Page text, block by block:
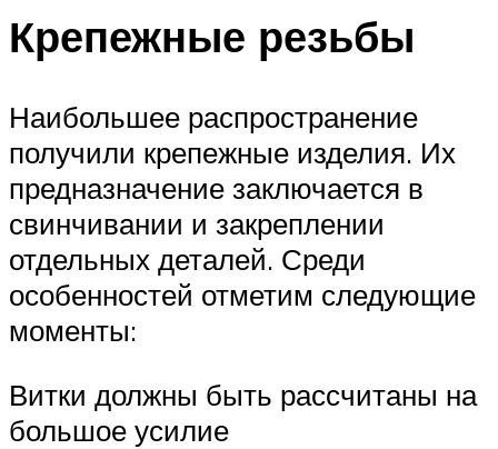
Крепежные резьбы
Наибольшее распространение
получили крепежные изделия. Их
предназначение заключается в
свинчивании и закреплении
отдельных деталей. Среди
особенностей отметим следующие
моменты:
Витки должны быть рассчитаны на
большое усилие